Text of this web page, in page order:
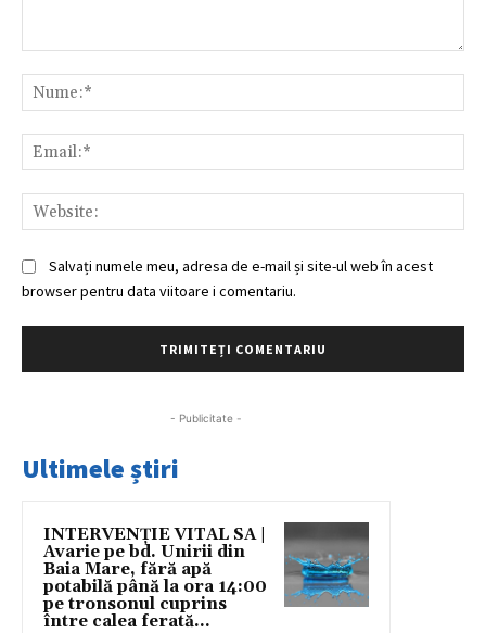
Salvați numele meu, adresa de e-mail și site-ul web în acest
browser pentru data viitoare i comentariu.
- Publicitate -
Ultimele știri
INTERVENȚIE VITAL SA |
Avarie pe bd. Unirii din
Baia Mare, fără apă
potabilă până la ora 14:00
pe tronsonul cuprins
între calea ferată...